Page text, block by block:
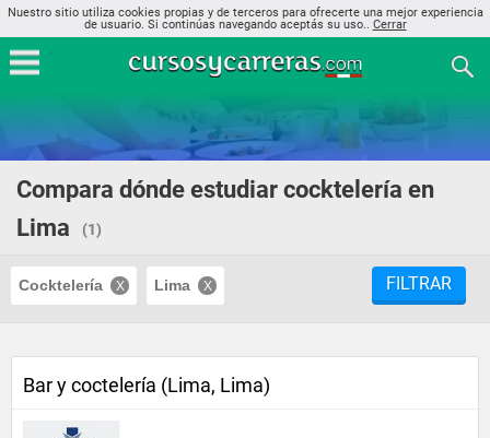
Nuestro sitio utiliza cookies propias y de terceros para ofrecerte una mejor experiencia
de usuario. Si continúas navegando aceptás su uso.. Cerrar
Compara dónde estudiar cocktelería en
Lima
(1)
Cocktelería Lima FILTRAR
Bar y coctelería (Lima, Lima)